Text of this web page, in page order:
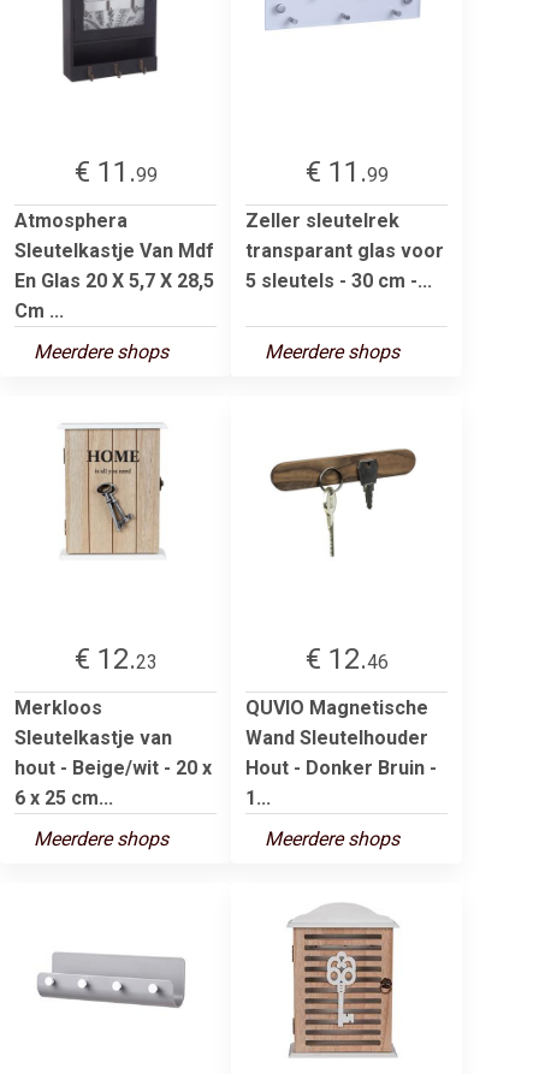
€ 11.99
Atmosphera
Sleutelkastje Van Mdf
En Glas 20 X 5,7 X 28,5
Cm ...
Meerdere shops
€ 11.99
Zeller sleutelrek
transparant glas voor
5 sleutels - 30 cm -...
Meerdere shops
€ 12.23
Merkloos
Sleutelkastje van
hout - Beige/wit - 20 x
6 x 25 cm...
Meerdere shops
€ 12.46
QUVIO Magnetische
Wand Sleutelhouder
Hout - Donker Bruin -
1...
Meerdere shops